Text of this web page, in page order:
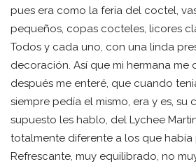
pues era como la feria del coctel,
pequeños, copas cocteles, licores
Todos y cada uno, con una linda
decoración. Así que mi hermana me
después me enteré, que cuando
siempre pedía el mismo, era y es,
supuesto les hablo, del Lychee
totalmente diferente a los que
Refrescante, muy equilibrado, no